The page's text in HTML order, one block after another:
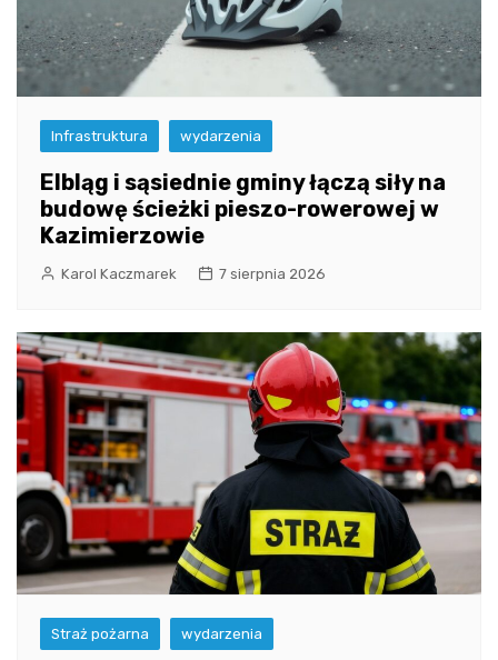
Infrastruktura wydarzenia
Elbląg i sąsiednie gminy łączą siły na
budowę ścieżki pieszo-rowerowej w
Kazimierzowie
Karol Kaczmarek 7 sierpnia 2026
Straż pożarna wydarzenia